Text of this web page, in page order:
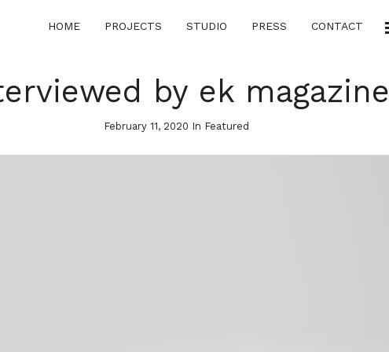
HOME PROJECTS STUDIO PRESS CONTACT
by ek magazine
February 11, 2020 In Featured